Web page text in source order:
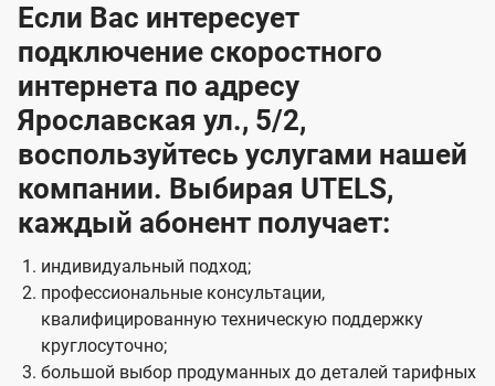
Если Вас интересует
подключение скоростного
интернета по адресу
Ярославская ул., 5/2,
воспользуйтесь услугами нашей
компании. Выбирая UTELS,
каждый абонент получает:
индивидуальный подход;
профессиональные консультации,
квалифицированную техническую поддержку
круглосуточно;
большой выбор продуманных до деталей тарифных